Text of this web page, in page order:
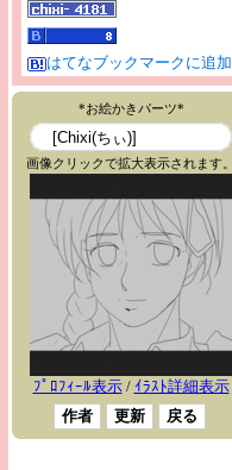
はてなブックマークに追加